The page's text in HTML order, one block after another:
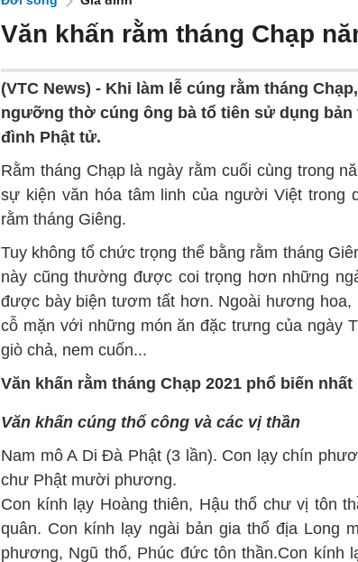
Văn khấn rằm tháng Chạp
(VTC News) - Khi làm lễ cúng rằm tháng
ngưỡng thờ cúng ông bà tổ tiên sử dụng bản
đình Phật tử.
Rằm tháng Chạp là ngày rằm cuối cùng trong
sự kiện văn hóa tâm linh của người Việt trong
rằm tháng Giêng.
Tuy không tổ chức trọng thể bằng rằm tháng
này cũng thường được coi trọng hơn những
được bày biện tươm tất hơn. Ngoài hương hoa,
cỗ mặn với những món ăn đặc trưng của ngày
giò chả, nem cuốn...
Văn khấn rằm tháng Chạp 2021 phổ biến nhất
Văn khấn cúng thổ công và các vị thần
Nam mô A Di Đà Phật (3 lần). Con lạy chín
chư Phật mười phương.
Con kính lạy Hoàng thiên, Hậu thổ chư vị tôn
quân. Con kính lạy ngài bản gia thổ địa Long
phương, Ngũ thổ, Phúc đức tôn thần.Con kính